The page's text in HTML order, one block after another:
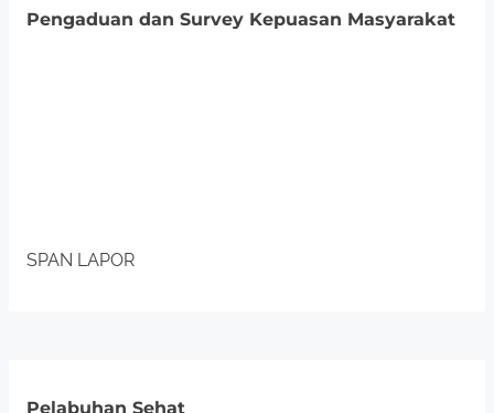
Pengaduan dan Survey Kepuasan Masyarakat
SPAN LAPOR
Pelabuhan Sehat